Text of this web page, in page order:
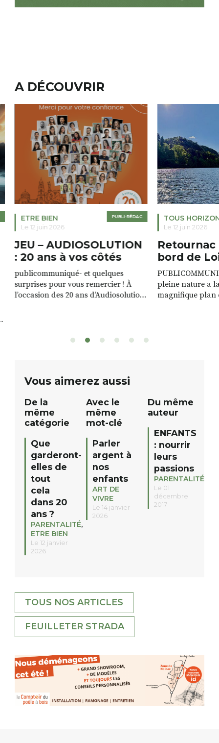
A DÉCOUVRIR
PUBLI-RÉDAC
ETRE BIEN
Le 12 juin 2026
JEU – AUDIOSOLUTION
: 20 ans à vos côtés
publicommuniqué- et quelques
surprises pour vous remercier ! À
l’occasion des 20 ans d’Audiosolution,
sont à gagner, sélectionnés auprès
12h à […]
TOUS
Le 12 juin 2026
Retournac
bord de
pleine nature a
magnifique plan
Vous aimerez aussi
De la
même
catégorie
Que
garderont-
elles de
tout
cela
dans 20
ans ?
PARENTALITÉ,
ETRE BIEN
Le 12 janvier
2026
Avec le
même
mot-clé
Parler
argent à
nos
enfants
ART DE
VIVRE
Le 14 janvier
2026
Du même
auteur
ENFANTS
: nourrir
leurs
passions
PARENTALITÉ
Le 01
décembre
2017
TOUS NOS ARTICLES
FEUILLETER STRADA